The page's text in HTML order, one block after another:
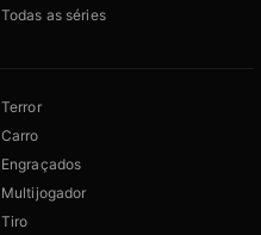
Todas as séries
Terror
Carro
Engraçados
Multijogador
Tiro